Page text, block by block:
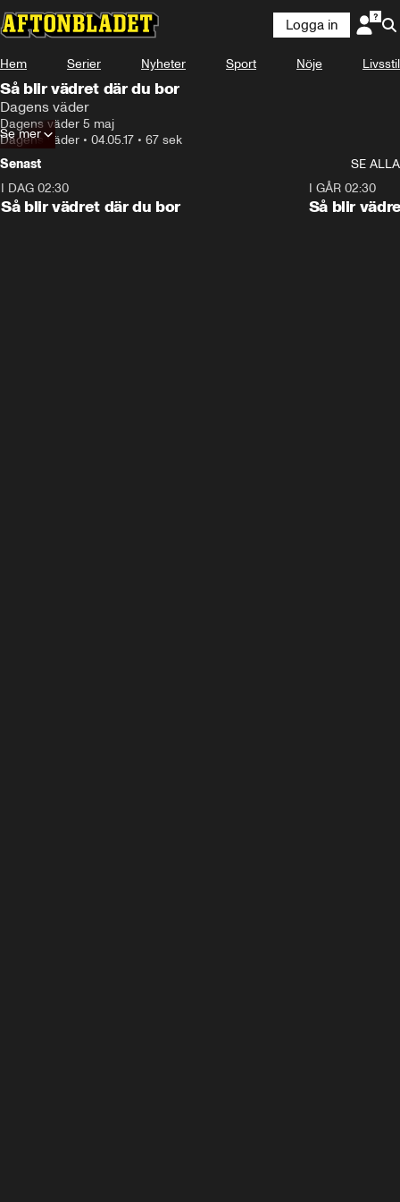
Logga in
Hem Serier Nyheter Sport Nöje Livsstil
Så blir vädret där du bor
Dagens väder
Dagens väder 5 maj
Dagens väder • 04.05.17 • 67 sek
Se mer
Senast
SE ALLA
I DAG 02:30
Så blir vädret där du bor
I GÅR 02:30
Så blir